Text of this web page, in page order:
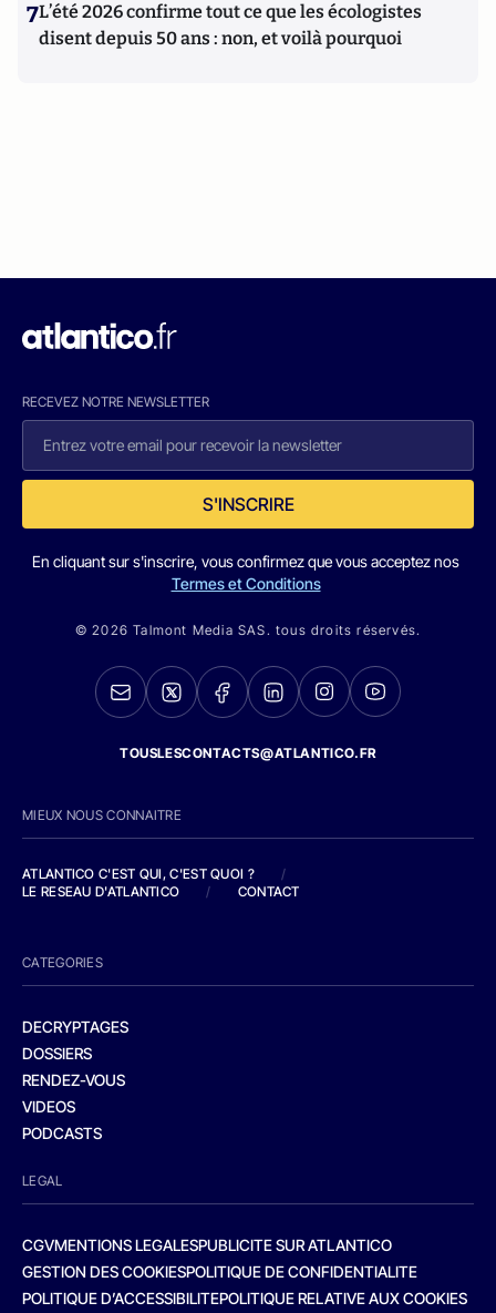
7L’été 2026 confirme tout ce que les écologistes
disent depuis 50 ans : non, et voilà pourquoi
RECEVEZ NOTRE NEWSLETTER
S'INSCRIRE
En cliquant sur s'inscrire, vous confirmez que vous acceptez nos
Termes et Conditions
© 2026 Talmont Media SAS. tous droits réservés.
TOUSLESCONTACTS@ATLANTICO.FR
MIEUX NOUS CONNAITRE
ATLANTICO C'EST QUI, C'EST QUOI ?
/
LE RESEAU D'ATLANTICO
/ CONTACT
CATEGORIES
DECRYPTAGES
DOSSIERS
RENDEZ-VOUS
VIDEOS
PODCASTS
LEGAL
CGVMENTIONS LEGALESPUBLICITE SUR ATLANTICO
GESTION DES COOKIESPOLITIQUE DE CONFIDENTIALITE
POLITIQUE D’ACCESSIBILITEPOLITIQUE RELATIVE AUX COOKIES